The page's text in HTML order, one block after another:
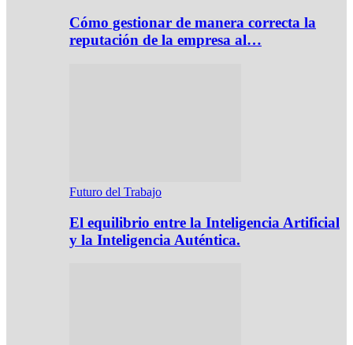
Cómo gestionar de manera correcta la
reputación de la empresa al…
Futuro del Trabajo
El equilibrio entre la Inteligencia Artificial
y la Inteligencia Auténtica.